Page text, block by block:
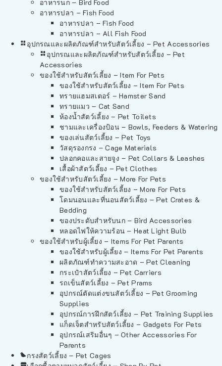
อาหารนก – Bird Food
อาหารปลา – Fish Food
อาหารปลา – Fish Food
อาหารปลา – All Fish Food
อุปกรณและผลิตภัณฑ์สำหรับสัตว์เลี้ยง – Pet Accessories
อุปกรณและผลิตภัณฑ์สำหรับสัตว์เลี้ยง – Pet
Accessories
ของใช้สำหรับสัตว์เลี้ยง – Item For Pets
ของใช้สำหรับสัตว์เลี้ยง – Item For Pets
ทรายแฮมสเตอร์ – Hamster Sand
ทรายแมว – Cat Sand
ห้องน้ำสัตว์เลี้ยง – Pet Toilets
ชามและเครื่องป้อน – Bowls, Feeders & Watering
ของเล่นสัตว์เลี้ยง – Pet Toys
วัสดุรองกรง – Cage Materials
ปลอกคอและสายจูง – Pet Collars & Leashes
เสื้อผ้าสัตว์เลี้ยง – Pet Clothes
ของใช้สำหรับสัตว์เลี้ยง – More For Pets
ของใช้สำหรับสัตว์เลี้ยง – More For Pets
โดมนอนและที่นอนสัตว์เลี้ยง – Pet Crates &
Bedding
ของประดับสำหรับนก – Bird Accessories
หลอดไฟให้ความร้อน – Heat Light Bulb
ของใช้สำหรับผู้เลี้ยง – Items For Pet Parents
ของใช้สำหรับผู้เลี้ยง – Items For Pet Parents
ผลิตภัณฑ์ทำความสะอาด – Pet Cleaning
กระเป๋าสัตว์เลี้ยง – Pet Carriers
รถเข็นสัตว์เลี้ยง – Pet Prams
อุปกรณ์ตัดแต่งขนสัตว์เลี้ยง – Pet Grooming
Supplies
อุปกรณ์การฝึกสัตว์เลี้ยง – Pet Training Supplies
แก็ดเจ็ตสำหรับสัตว์เลี้ยง – Gadgets For Pets
อุปกรณ์เสริมอื่นๆ – Other Accessories For
Parents
กรงสัตว์เลี้ยง – Pet Cages